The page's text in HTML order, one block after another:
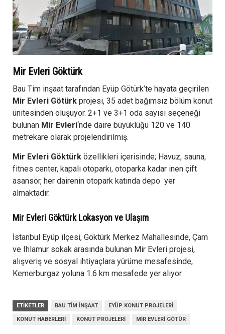
Mir Evleri Göktürk
Bau Tim inşaat tarafından Eyüp Götürk’te hayata geçirilen
Mir Evleri Götürk projesi, 35 adet bağımsız bölüm konut
ünitesinden oluşuyor. 2+1 ve 3+1 oda sayısı seçeneği
bulunan Mir Evleri‘nde daire büyüklüğü 120 ve 140
metrekare olarak projelendirilmiş.
Mir Evleri Göktürk özellikleri içerisinde; Havuz, sauna,
fitnes center, kapalı otoparkı, otoparka kadar inen çift
asansör, her dairenin otopark katında depo yer
almaktadır.
Mir Evleri Göktürk Lokasyon ve Ulaşım
İstanbul Eyüp ilçesi, Göktürk Merkez Mahallesinde, Çam
ve Ihlamur sokak arasında bulunan Mir Evleri projesi,
alışveriş ve sosyal ihtiyaçlara yürüme mesafesinde,
Kemerburgaz yoluna 1.6 km mesafede yer alıyor.
ETIKETLER BAU TIM INŞAAT EYÜP KONUT PROJELERI
KONUT HABERLERI KONUT PROJELERI MIR EVLERI GÖTÜR